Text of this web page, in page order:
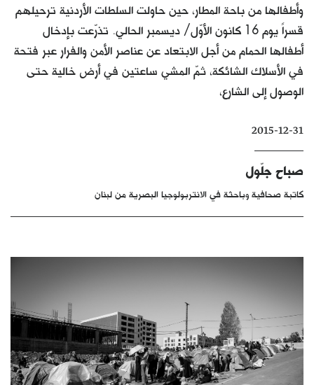
فكرة
دفاتر
بالصورة
الأرشيف
وأطفالها من باحة المطار، حين حاولت السلطات الأردنية ترحيلهم
قسراً يوم 16 كانون الأوّل/ ديسمبر الحالي. تذرّعت بإدخال
أطفالها الحمام من أجل الابتعاد عن عناصر الأمن والفرار عبر فتحة
في الأسلاك الشائكة، ثمّ المشي ساعتين في أرض خالية حتى
الوصول إلى الشارع،
2015-12-31
صباح جلّول
كاتبة صحافية وباحثة في الانتربولوجيا البصرية من لبنان